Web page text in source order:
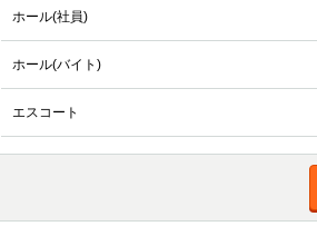
ホール(社員)
ホール(バイト)
エスコート
新横浜
小田原
横浜・桜木町
関
茅ヶ崎 戸塚 た
厚木
志